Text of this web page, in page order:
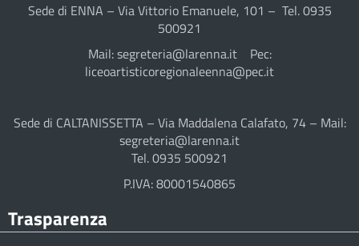
Sede di ENNA – Via Vittorio Emanuele, 101 – Tel. 0935
500921
Mail: segreteria@larenna.it Pec:
liceoartisticoregionaleenna@pec.it
Sede di CALTANISSETTA – Via Maddalena Calafato, 74 – Mail:
segreteria@larenna.it
Tel. 0935 500921
P.IVA: 80001540865
Trasparenza